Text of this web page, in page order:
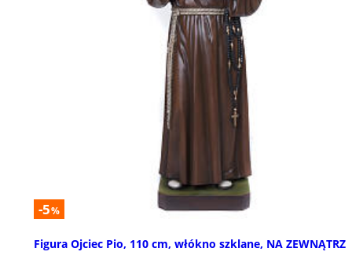
-5%
Figura Ojciec Pio, 110 cm, włókno szklane, NA ZEWNĄTRZ